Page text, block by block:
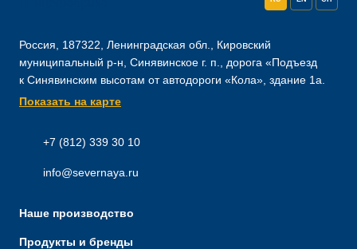
Россия, 187322, Ленинградская обл., Кировский
муниципальный р-н, Синявинское г. п., дорога «Подъезд
к Синявинским высотам от автодороги «Кола», здание 1а.
Показать на карте
+7 (812) 339 30 10
info@severnaya.ru
Наше производство
Продукты и бренды